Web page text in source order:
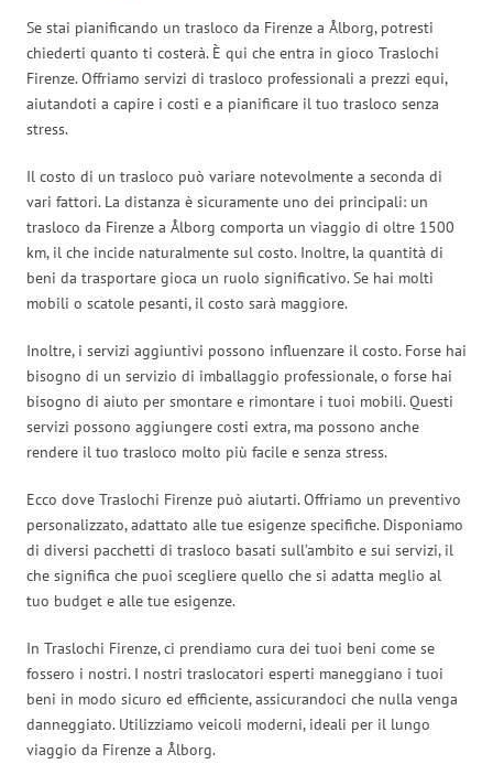
Se stai pianificando un trasloco da Firenze a Ålborg, potresti
chiederti quanto ti costerà. È qui che entra in gioco Traslochi
Firenze. Offriamo servizi di trasloco professionali a prezzi equi,
aiutandoti a capire i costi e a pianificare il tuo trasloco senza
stress.
Il costo di un trasloco può variare notevolmente a seconda di
vari fattori. La distanza è sicuramente uno dei principali: un
trasloco da Firenze a Ålborg comporta un viaggio di oltre 1500
km, il che incide naturalmente sul costo. Inoltre, la quantità di
beni da trasportare gioca un ruolo significativo. Se hai molti
mobili o scatole pesanti, il costo sarà maggiore.
Inoltre, i servizi aggiuntivi possono influenzare il costo. Forse hai
bisogno di un servizio di imballaggio professionale, o forse hai
bisogno di aiuto per smontare e rimontare i tuoi mobili. Questi
servizi possono aggiungere costi extra, ma possono anche
rendere il tuo trasloco molto più facile e senza stress.
Ecco dove Traslochi Firenze può aiutarti. Offriamo un preventivo
personalizzato, adattato alle tue esigenze specifiche. Disponiamo
di diversi pacchetti di trasloco basati sull’ambito e sui servizi, il
che significa che puoi scegliere quello che si adatta meglio al
tuo budget e alle tue esigenze.
In Traslochi Firenze, ci prendiamo cura dei tuoi beni come se
fossero i nostri. I nostri traslocatori esperti maneggiano i tuoi
beni in modo sicuro ed efficiente, assicurandoci che nulla venga
danneggiato. Utilizziamo veicoli moderni, ideali per il lungo
viaggio da Firenze a Ålborg.